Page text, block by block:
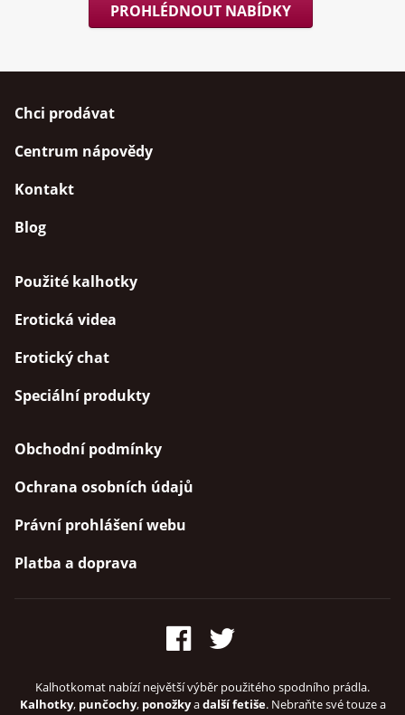
PROHLÉDNOUT NABÍDKY
Chci prodávat
Centrum nápovědy
Kontakt
Blog
Použité kalhotky
Erotická videa
Erotický chat
Speciální produkty
Obchodní podmínky
Ochrana osobních údajů
Právní prohlášení webu
Platba a doprava
Kalhotkomat nabízí největší výběr použitého spodního prádla.
Kalhotky, punčochy, ponožkyadalší fetiše. Nebraňte své touze a